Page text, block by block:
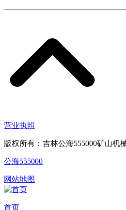
营业执照
版权所有：吉林公海555000矿山机
公海555000
网站地图
首页